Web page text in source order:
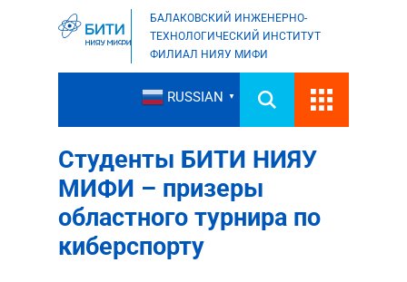
БАЛАКОВСКИЙ ИНЖЕНЕРНО-
ТЕХНОЛОГИЧЕСКИЙ ИНСТИТУТ
ФИЛИАЛ НИЯУ МИФИ
RUSSIAN ▼
Студенты БИТИ НИЯУ
МИФИ – призеры
областного турнира по
киберспорту